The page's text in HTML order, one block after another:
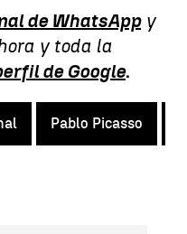
de WhatsAppy
y toda la
de Google.
Pablo Picasso